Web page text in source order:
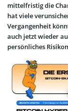
mittelfristig die
hat viele
Vergangenheit
auch jetzt wieder
persönliches